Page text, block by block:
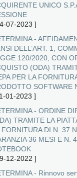
UNICO
07-2023 ]
-
DELL’ART. 1,
120/2020, CON
(ODA)
PER LA
SOFTWARE
01-2023 ]
- ORDINE
TRAMITE LA
FORNITURA DI N. 37
36 MESI E N.
12-2022 ]
- Rinnovo